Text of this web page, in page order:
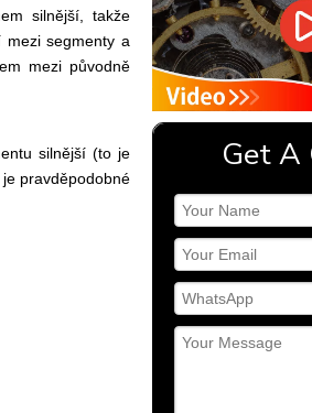
silnější, takže
mezi segmenty a
mezi původně
silnější (to je
pravděpodobné
Get A